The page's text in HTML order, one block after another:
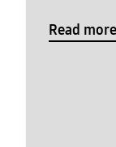
Read more